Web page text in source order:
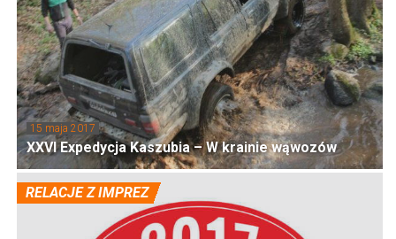
15 maja 2017
XXVI Expedycja Kaszubia – W krainie wąwozów
RELACJE Z IMPREZ